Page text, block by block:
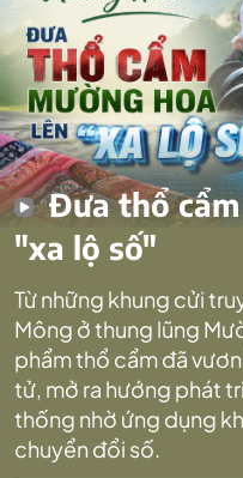
Đưa thổ cẩm
"xa lộ số"
Từ những khung cửi
Mông ở thung lũng
phẩm thổ cẩm đã
tử, mở ra hướng phát
thống nhờ ứng dụng
chuyển đổi số.